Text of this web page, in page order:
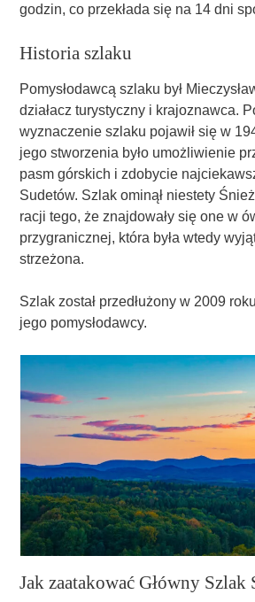
godzin, co przekłada się na 14 dni
Historia szlaku
Pomysłodawcą szlaku był
działacz turystyczny i krajoznawca.
wyznaczenie szlaku pojawił się w
jego stworzenia było umożliwienie
pasm górskich i zdobycie
Sudetów. Szlak ominął niestety
racji tego, że znajdowały się one w
przygranicznej, która była wtedy
strzeżona.
Szlak został przedłużony w 2009
jego pomysłodawcy.
Jak zaatakować Główny Szlak